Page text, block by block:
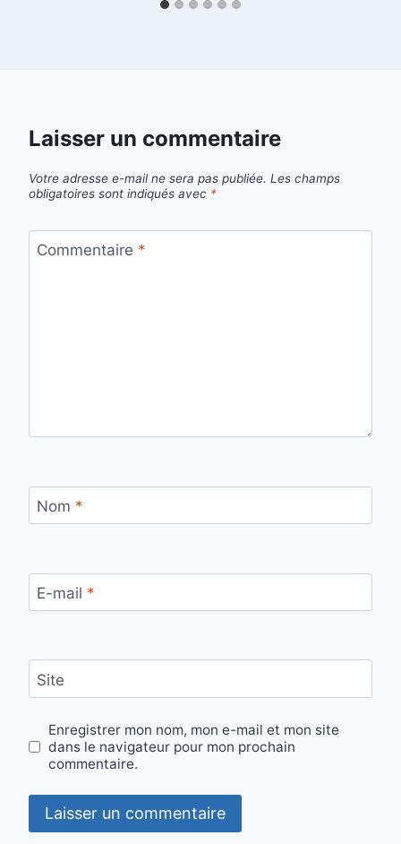
Laisser un commentaire
Votre adresse e-mail ne sera pas publiée. Les champs
obligatoires sont indiqués avec *
Commentaire *
Nom *
E-mail *
Site
Enregistrer mon nom, mon e-mail et mon site
dans le navigateur pour mon prochain
commentaire.